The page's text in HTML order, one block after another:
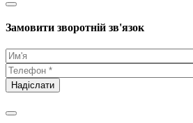
Замовити зворотній зв'язок